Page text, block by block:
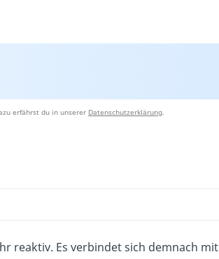
erfährst du in unserer Datenschutzerklärung.
reaktiv. Es verbindet sich demnach mit